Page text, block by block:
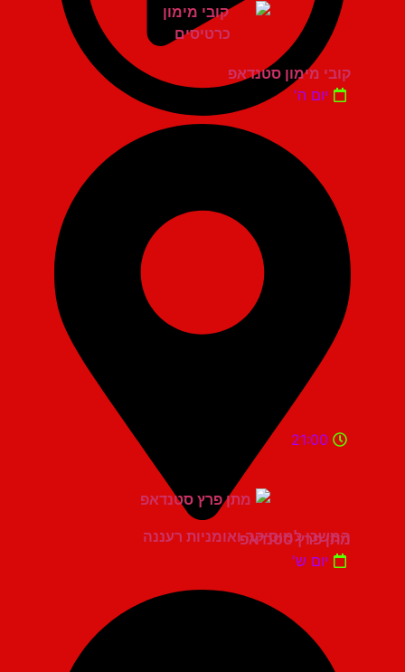
קובי מימון סטנדאפ
יום ה'
המשכן למוסיקה ואומניות רעננה
21:00
מתן פרץ סטנדאפ
יום ש'